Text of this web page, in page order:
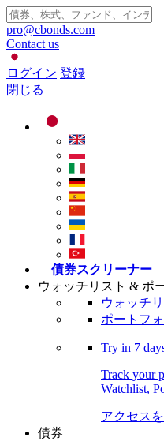
pro@cbonds.com
Contact us
ログイン 登録
閉じる
債券スクリーナー
ウォッチリスト & ポ
ウォッチ
ポートフ
Try in 7
Track your
Watchlist,
アクセス
債券